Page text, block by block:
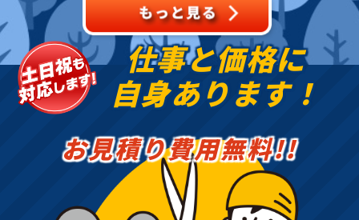
仕事と価格に
自身あります！
お見積り費用無料!!